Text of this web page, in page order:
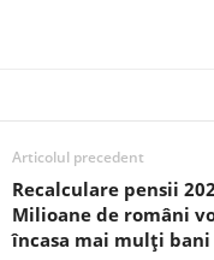
Articolul precedent
Recalculare pensii
Milioane de români
încasa mai mulți bani